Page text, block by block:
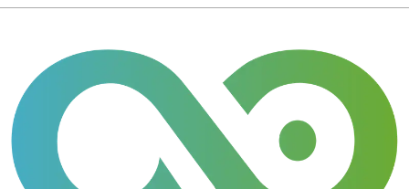
navegación
principal